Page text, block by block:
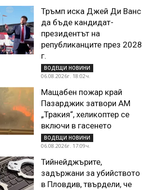
Тръмп иска Джей Ди Ванс
да бъде кандидат-
президентът на
републиканците през 2028
г.
ВОДЕЩИ НОВИНИ
06.08.2026г. 18:02ч.
Мащабен пожар край
Пазарджик затвори АМ
„Тракия“, хеликоптер се
включи в гасенето
ВОДЕЩИ НОВИНИ
06.08.2026г. 17:09ч.
Тийнейджърите,
задържани за убийството
в Пловдив, твърдели, че